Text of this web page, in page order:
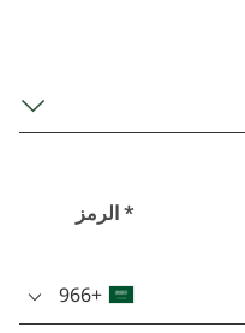
* الرمز
+966